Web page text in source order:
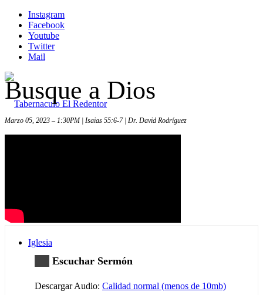
Instagram
Facebook
Youtube
Twitter
Mail
Iglesia
Busque a Dios
Marzo 05, 2023 – 1:30PM | Isaias 55:6-7 | Dr. David Rodríguez
Escuchar Sermón
Descargar Audio: Calidad normal (menos de 10mb)